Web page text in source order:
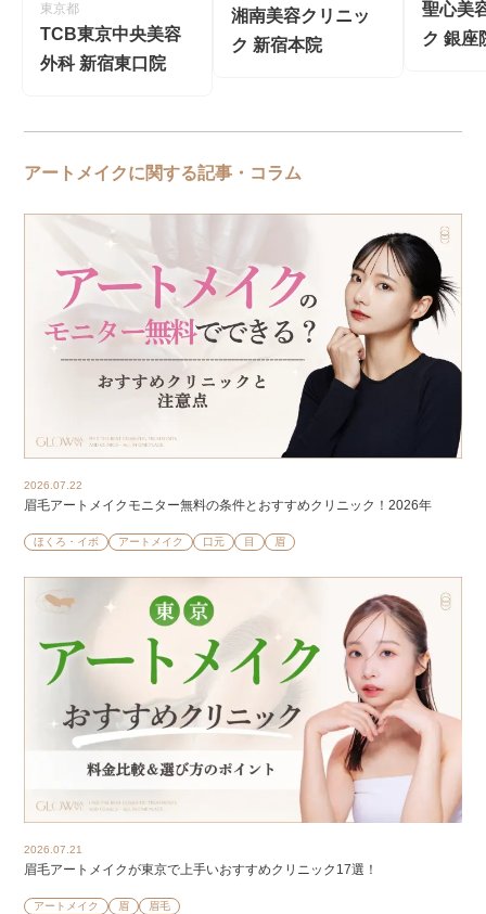
東京都
TCB東京中央美容
外科 新宿東口院
湘南美容クリニッ
ク 新宿本院
聖心美
ク 銀座
アートメイクに関する記事・コラム
2026.07.22
眉毛アートメイクモニター無料の条件とおすすめクリニック！2026年
ほくろ・イボ アートメイク 口元 目 眉
2026.07.21
眉毛アートメイクが東京で上手いおすすめクリニック17選！
アートメイク 眉 眉毛